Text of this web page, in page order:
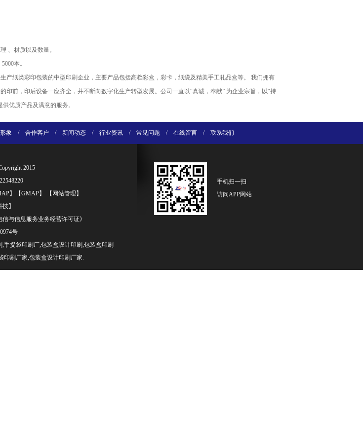
、材质以及数量。
本。
产纸类彩印包装的中型印刷企业，主要产品包括高档彩盒，彩卡，纸袋及精美手工礼品盒等。 我们拥有
印前，印后设备一应齐全，并不断向数字化生产转型发展。公司一直以“真诚，奉献” 为企业宗旨，以“持
优质产品及满意的服务。
象 / 合作客户 / 新闻动态 / 行业资讯 / 常见问题 / 在线留言 / 联系我们
2015
】【GMAP】 【 网站管理 】
技】
信与信息服务业务经营许可证》
号
,手提袋印刷厂,包装盒设计印刷,包装盒印刷
厂家,包装盒设计印刷厂家.
手机扫一扫
访问APP网站